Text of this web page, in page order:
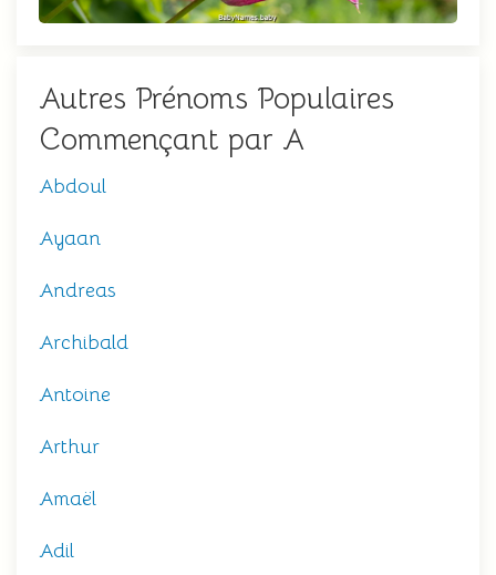
Autres Prénoms Populaires
Commençant par A
Abdoul
Ayaan
Andreas
Archibald
Antoine
Arthur
Amaël
Adil